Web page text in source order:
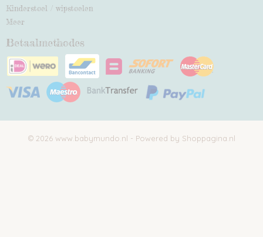
Kinderstoel / wipstoelen
Meer
Betaalmethodes
© 2026 www.babymundo.nl - Powered by Shoppagina.nl